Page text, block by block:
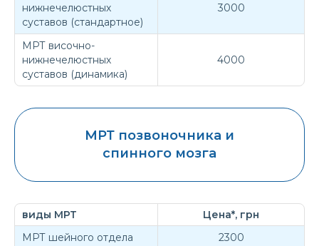
нижнечелюстных
суставов (стандартное)
3000
МРТ височно-
нижнечелюстных
суставов (динамика)
4000
МРТ позвоночника и
спинного мозга
виды МРТ
Цена*, грн
МРТ шейного отдела
2300